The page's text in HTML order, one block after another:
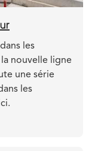
les
nouvelle ligne
une série
les